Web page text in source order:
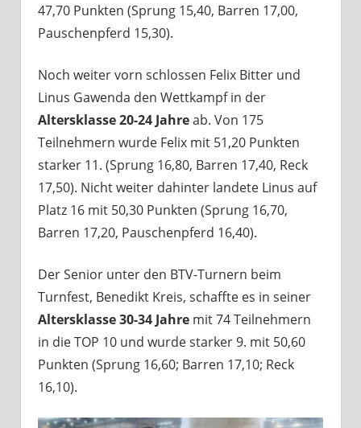
47,70 Punkten (Sprung 15,40, Barren 17,00,
Pauschenpferd 15,30).
Noch weiter vorn schlossen Felix Bitter und
Linus Gawenda den Wettkampf in der
Altersklasse 20-24 Jahreab. Von 175
Teilnehmern wurde Felix mit 51,20 Punkten
starker 11. (Sprung 16,80, Barren 17,40, Reck
17,50). Nicht weiter dahinter landete Linus auf
Platz 16 mit 50,30 Punkten (Sprung 16,70,
Barren 17,20, Pauschenpferd 16,40).
Der Senior unter den BTV-Turnern beim
Turnfest, Benedikt Kreis, schaffte es in seiner
Altersklasse 30-34 Jahremit 74 Teilnehmern
in die TOP 10 und wurde starker 9. mit 50,60
Punkten (Sprung 16,60; Barren 17,10; Reck
16,10).